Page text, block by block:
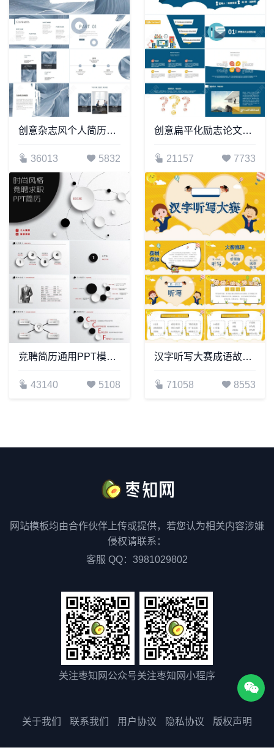
创意杂志风个人简历PPT模板
36013 5832
创意扁平化励志论文答辩PPT模板
21157 7733
竞聘简历通用PPT模板(23)
43140 5108
汉字听写大赛成语故事PPT模板(4)
71058 8553
网站模板均由合作伙伴上传或提供，若您认为相关内容涉嫌
侵权请联系：
客服 QQ：3981029802
关注枣知网公众号关注枣知网小程序
关于我们 联系我们 用户协议 隐私协议 版权声明